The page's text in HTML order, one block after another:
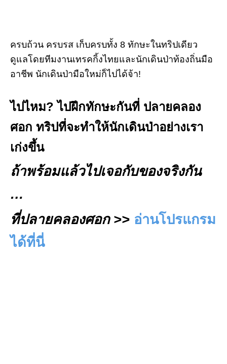
ครบถ้วน ครบรส เก็บครบทั้ง 8 ทักษะในทริปเดียว
ดูแลโดยทีมงานเทรคกิ้งไทยและนักเดินป่าท้องถิ่นมือ
อาชีพ นักเดินป่ามือใหม่ก็ไปได้จ้า!
ไปไหม? ไปฝึกทักษะกันที่ ปลายคลอง
ศอก ทริปที่จะทำให้นักเดินป่าอย่างเรา
เก่งขึ้น
ถ้าพร้อมแล้วไปเจอกับของจริงกัน
…
ที่ปลายคลองศอก >> อ่านโปรแกรม
ได้ที่นี่